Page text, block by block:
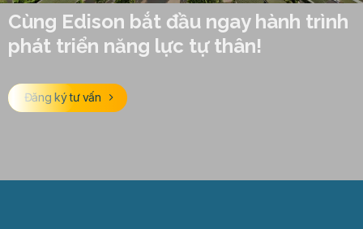
Cùng Edison bắt đầu ngay hành trình
phát triển năng lực tự thân!
Đăng ký tư vấn